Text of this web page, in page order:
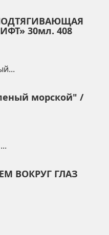
30мл. 408
морской" /
ВОКРУГ ГЛАЗ